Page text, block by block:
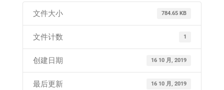
文件大小 784.65 KB
文件计数 1
创建日期 16 10 月, 2019
最后更新 16 10 月, 2019